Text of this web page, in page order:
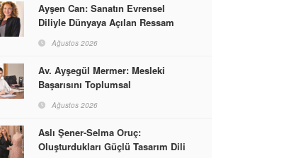
Ayşen Can: Sanatın Evrensel
Diliyle Dünyaya Açılan Ressam
Ağustos 2026
Av. Ayşegül Mermer: Mesleki
Başarısını Toplumsal
Ağustos 2026
Aslı Şener-Selma Oruç:
Oluşturdukları Güçlü Tasarım Dili